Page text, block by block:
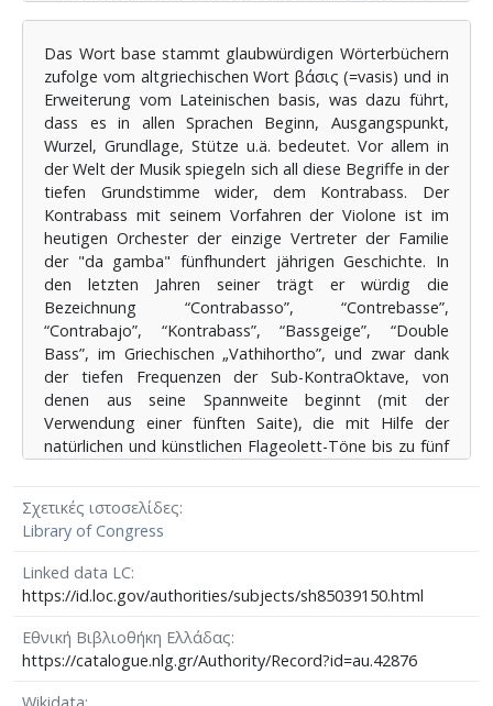
έκταση της ηχητικής του περιοχής δύναται να
ξεπεράσει τις πέντε οκτάβες (ΣΙ2–σι2). Λαμβάνοντας
υπόψη την προαναφερθείσα δυνατότητα των πέντε
χορδών, ο φυσικός πραγματικός του ήχος διανύει
ακουστική περιοχή που ξεκινάει από τα 30,863 Hz
(ΣΙ2) ή 41,203 Hz (ΜΙ1), 55 Hz (ΛΑ1), 73.416 Hz (Ρε),
97,999 Hz (Σολ), και ανάλογα με το μήκος ταστιέρας
που διαθέτει κάθε όργανο- δύναται να φτάσει τα
659,26 Hz (μι2). Για την σημειογραφία
χρησιμοποιούνται τα τρία κλειδιά: Φα, Ντο τέταρτης
γραμμής τενόρου και Σολ. Καθορίζεται ως "όργανο
μεταφοράς", καθώς για την αποφυγή βοηθητικών
γραμμών στην υπο-κόντρα και κόντρα οκτάβα,
αποτυπώνεται σημειογραφικά στο πεντάγραμμο κατά
μια οκτάβα υψηλότερα.
Das Wort base stammt glaubwürdigen Wörterbüchern
zufolge vom altgriechischen Wort βάσις (=vasis) und in
Erweiterung vom Lateinischen basis, was dazu führt,
dass es in allen Sprachen Beginn, Ausgangspunkt,
Wurzel, Grundlage, Stütze u.ä. bedeutet. Vor allem in
der Welt der Musik spiegeln sich all diese Begriffe in der
tiefen Grundstimme wider, dem Kontrabass. Der
Kontrabass mit seinem Vorfahren der Violone ist im
heutigen Orchester der einzige Vertreter der Familie
der "da gamba" fünfhundert jährigen Geschichte. In
den letzten Jahren seiner trägt er würdig die
Bezeichnung “Contrabasso”, “Contrebasse”,
“Contrabajo”, “Kontrabass”, “Bassgeige”, “Double
Bass”, im Griechischen „Vathihortho”, und zwar dank
der tiefen Frequenzen der Sub-ΚontraOktave, von
denen aus seine Spannweite beginnt (mit der
Verwendung einer fünften Saite), die mit Hilfe der
natürlichen und künstlichen Flageolett-Töne bis zu fünf
der tatsächliche Klang des Instruments im
Pentagramm eine Oktave höher notiert wird. Seit der
unzähligen Veränderungen an seiner Art (sechs- bis
dreisaitig, mit oder ohne Taste), seinen Maßen (Baßls,
Bassets, Kleinbass, Großbass, Subbass, Violone
Grande, Octobass) und bei der Stimmung (Terz-Quart-
Stimmungen) entsprechend den Ansprüchen der
Komponisten jeder Epoche und jedes Ortes,
Σχετικές ιστοσελίδες
Library of Congress
Linked data LC
https://id.loc.gov/authorities/subjects/sh85039150.html
Εθνική Βιβλιοθήκη Ελλάδας
https://catalogue.nlg.gr/Authority/Record?id=au.42876
Wikidata